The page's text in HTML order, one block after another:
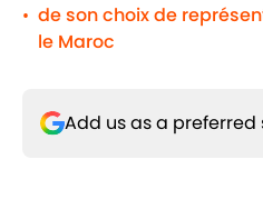
• de son choix de
le Maroc
Add us as a preferred